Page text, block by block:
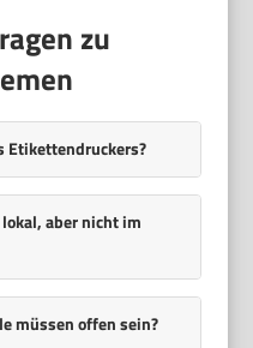
zu
Etikettendruckers?
aber nicht im
müssen offen sein?